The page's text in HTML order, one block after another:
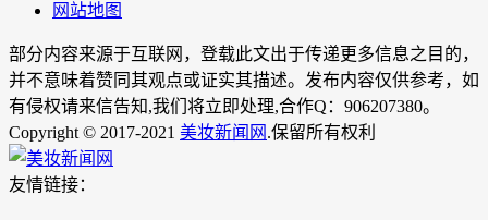
网站地图
部分内容来源于互联网，登载此文出于传递更多信息之目的，
并不意味着赞同其观点或证实其描述。发布内容仅供参考，如
有侵权请来信告知,我们将立即处理,合作Q：906207380。
Copyright © 2017-2021 美妆新闻网 .保留所有权利
友情链接：